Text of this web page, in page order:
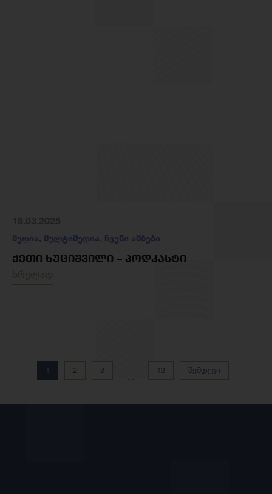
მედია, მულტიმედია, ჩვენი ამბები
ᲥᲔᲗᲘ ᲮᲣᲪᲘᲨᲕᲘᲚᲘ – ᲞᲝᲓᲙᲐᲡᲢᲘ
სრულად
1 2 3
...
13 შემდეგი